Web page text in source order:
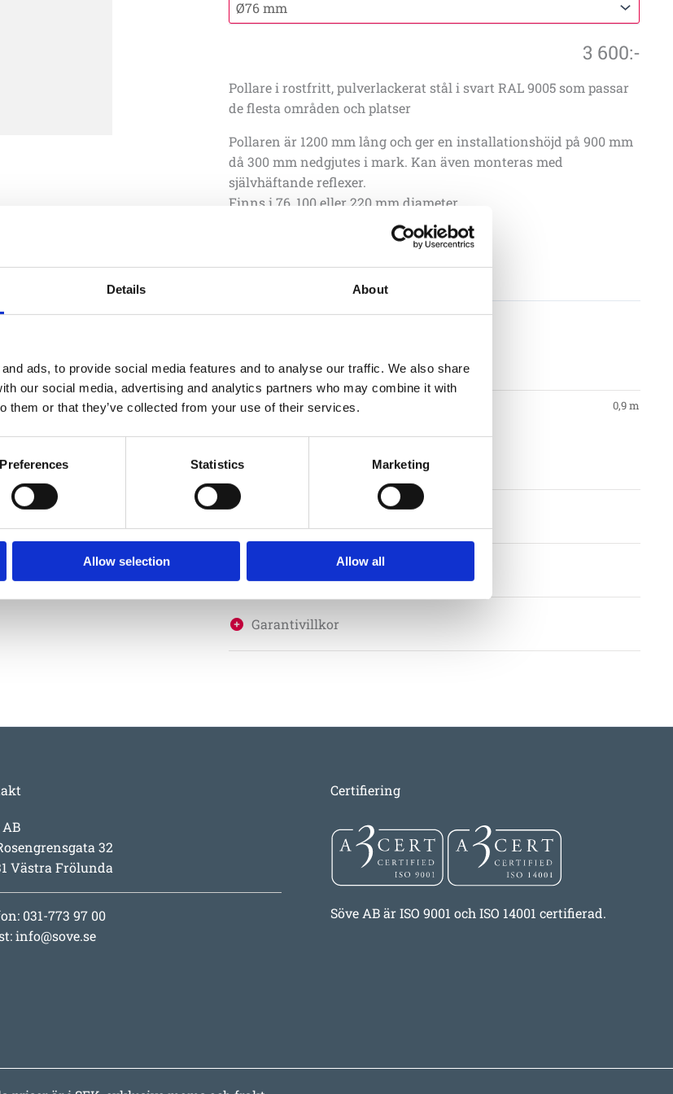
Details About
ads, to provide social media features and to analyse our traffic. We also share
our social media, advertising and analytics partners who may combine it with
them or that they’ve collected from your use of their services.
Preferences Statistics Marketing
Allow selection Allow all
3 600:-
Pollare i rostfritt, pulverlackerat stål i svart RAL 9005 som passar
de flesta områden och platser
Pollaren är 1200 mm lång och ger en installationshöjd på 900 mm
då 300 mm nedgjutes i mark. Kan även monteras med
självhäftande reflexer.
Finns i 76, 100 eller 220 mm diameter.
Lägg till i offertförfrågan
Artikelnr:560020-9005
Specifikationer
Höjd 0,9 m
Garantivillkor
AB
32
Västra Frölunda
031-773 97 00
info@sove.se
Certifiering
Söve AB är ISO 9001 och ISO 14001 certifierad.